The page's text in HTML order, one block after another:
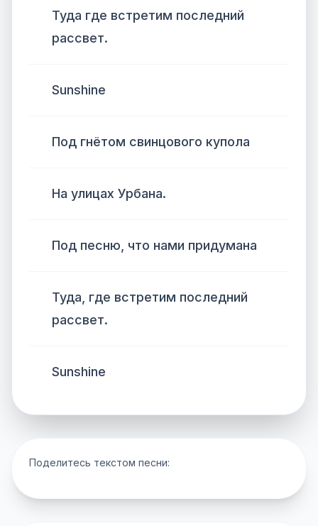
Туда где встретим последний
рассвет.
Sunshine
Под гнётом свинцового купола
На улицах Урбана.
Под песню, что нами придумана
Туда, где встретим последний
рассвет.
Sunshine
Поделитесь текстом песни: